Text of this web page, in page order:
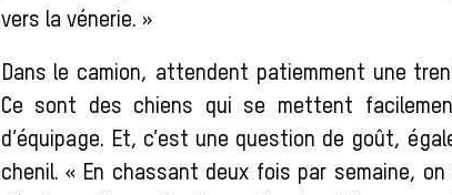
vers la vénerie. »
Dans le camion, attendent patiemment une
Ce sont des chiens qui se mettent
d’équipage. Et, c’est une question de goût,
chenil. « En chassant deux fois par semaine,